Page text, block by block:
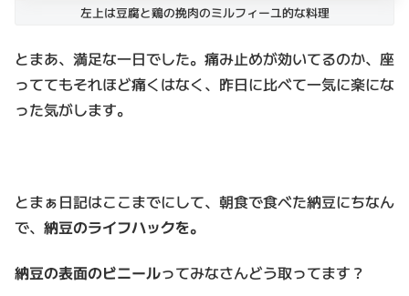
左上は豆腐と鶏の挽肉のミルフィーユ的な料理
とまあ、満足な一日でした。痛み止めが効いてるのか、座
っててもそれほど痛くはなく、昨日に比べて一気に楽にな
った気がします。
とまぁ日記はここまでにして、朝食で食べた納豆にちなん
で、 納豆のライフハックを。
納豆の表面のビニールってみなさんどう取ってます？